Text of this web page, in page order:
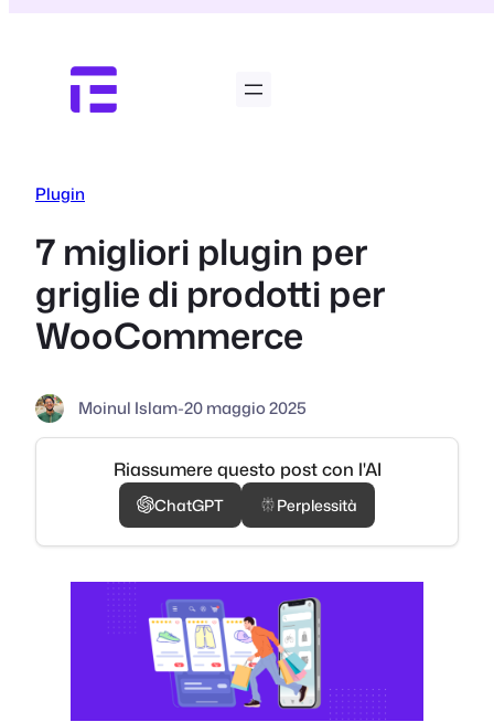
contenuto
Plugin
7 migliori plugin per
griglie di prodotti per
WooCommerce
Moinul Islam-20 maggio 2025
Riassumere questo post con l'AI
ChatGPT Perplessità